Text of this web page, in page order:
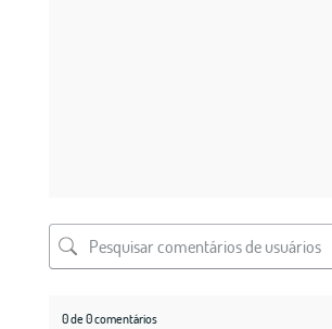
0 de 0 comentários